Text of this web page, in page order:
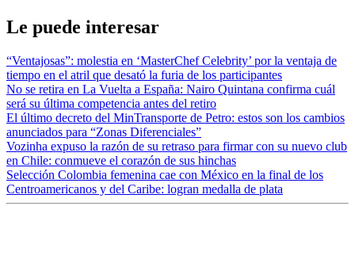
Le puede interesar
“Ventajosas”: molestia en ‘MasterChef Celebrity’ por la ventaja de
tiempo en el atril que desató la furia de los participantes
No se retira en La Vuelta a España: Nairo Quintana confirma cuál
será su última competencia antes del retiro
El último decreto del MinTransporte de Petro: estos son los cambios
anunciados para “Zonas Diferenciales”
Vozinha expuso la razón de su retraso para firmar con su nuevo club
en Chile: conmueve el corazón de sus hinchas
Selección Colombia femenina cae con México en la final de los
Centroamericanos y del Caribe: logran medalla de plata